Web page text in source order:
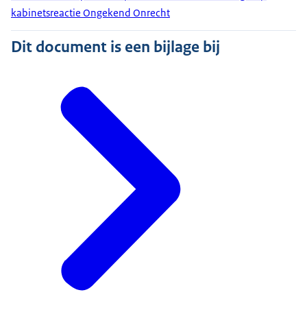
kabinetsreactie Ongekend Onrecht
Dit document is een bijlage bij